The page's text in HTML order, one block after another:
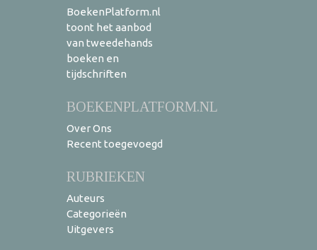
BoekenPlatform.nl
toont het aanbod
van tweedehands
boeken en
tijdschriften
BOEKENPLATFORM.NL
Over Ons
Recent toegevoegd
RUBRIEKEN
Auteurs
Categorieën
Uitgevers